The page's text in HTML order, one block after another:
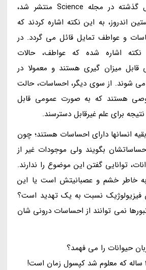
در مقاله ای که سال گذشته در مجله Science منتشر شد،
اندروز، به این نکته اشاره کردند که
و عواطف تمایل قائل می گردد. در
نکته اشاره شده که عواطف، حالات
قابل میزان گیری هستند و معمولا در
شوند. از سوی دیگر، احساسات، حالت
هستند که به صورت عمومی قابل
برای علم غیرقابل دسترسند.
انسانها دارای احساسات هستند؛ چون
بگویند ولی موجودات غیر از
توانایی گفتن این موضوع را ندارند.
به خاطر خشم و عصبانیتش است یا این
نسبت به یک تهدید است؟
نمی توانند از احساسات درونی شان
حیوانات را می فهمد؟